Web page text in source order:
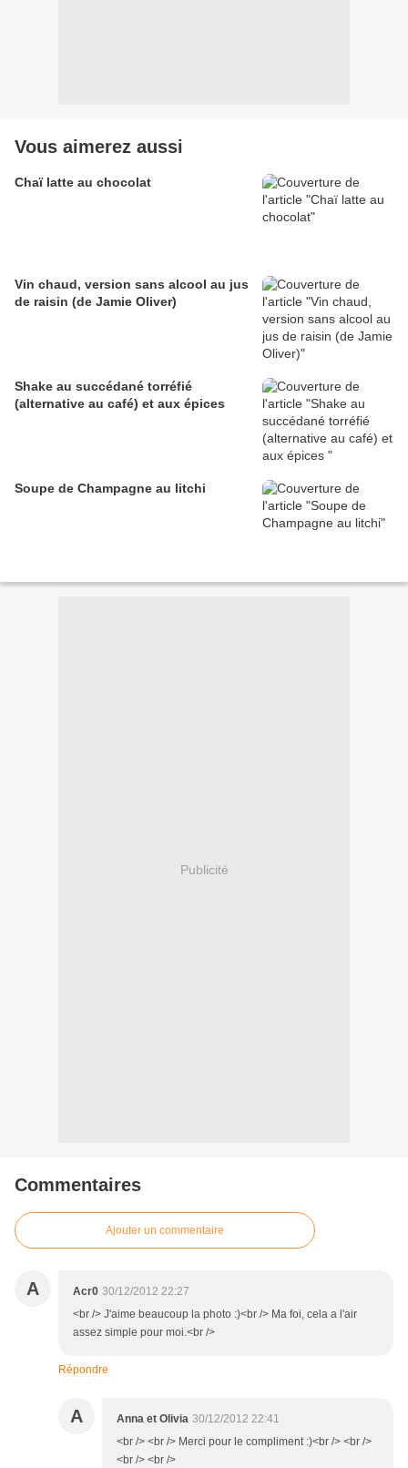
Vous aimerez aussi
Chaï latte au chocolat
Vin chaud, version sans alcool au jus
de raisin (de Jamie Oliver)
Shake au succédané torréfié
(alternative au café) et aux épices
Soupe de Champagne au litchi
Publicité
Commentaires
Ajouter un commentaire
A Acr0 30/12/2012 22:27
<br /> J'aime beaucoup la photo :)<br /> Ma foi, cela a l'air
assez simple pour moi.<br />
Répondre
A Anna et Olivia 30/12/2012 22:41
<br /> <br /> Merci pour le compliment :)<br /> <br />
<br /> <br />